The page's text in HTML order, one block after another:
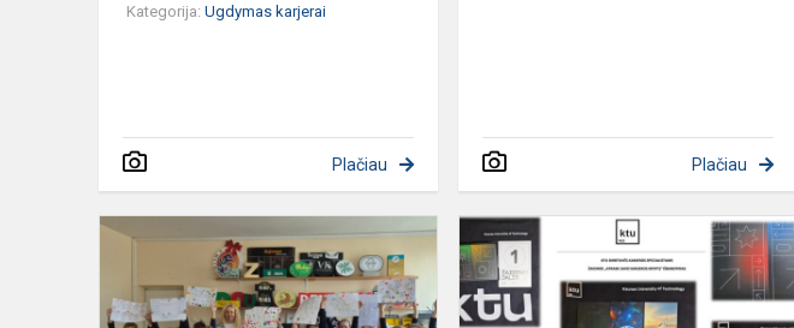
Kategorija: Ugdymas karjerai
Plačiau Plačiau
OPA
edukacija
Menų
ir